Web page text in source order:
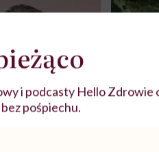
i podcasty Hello Zdrowie
pośpiechu.